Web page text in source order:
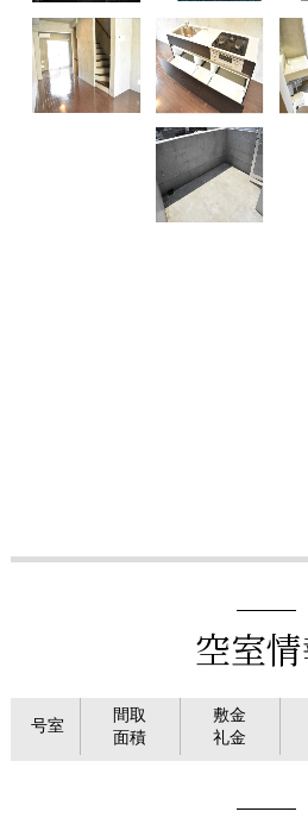
空室
号室
間取
面積
敷金
礼金